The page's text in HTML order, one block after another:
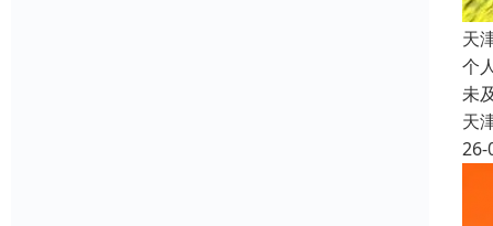
天
个
未
天
26-